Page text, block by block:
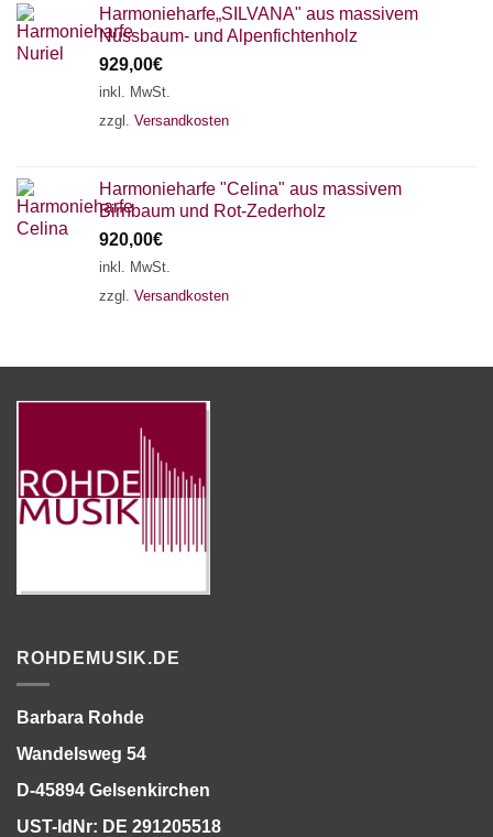
Harmonieharfe„SILVANA" aus massivem
Nussbaum- und Alpenfichtenholz
929,00€
inkl. MwSt.
zzgl. Versandkosten
Harmonieharfe "Celina" aus massivem
Birnbaum und Rot-Zederholz
920,00€
inkl. MwSt.
zzgl. Versandkosten
ROHDEMUSIK.DE
Barbara Rohde
Wandelsweg 54
D-45894 Gelsenkirchen
UST-IdNr: DE 291205518